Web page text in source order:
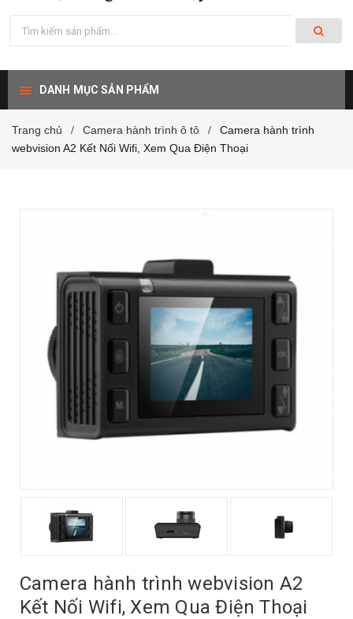
DANH MỤC SẢN PHẨM
Trang chủ / Camera hành trình ô tô /
Camera hành trình
webvision A2 Kết Nối Wifi, Xem Qua Điện Thoại
Camera hành trình webvision A2
Kết Nối Wifi, Xem Qua Điện Thoại